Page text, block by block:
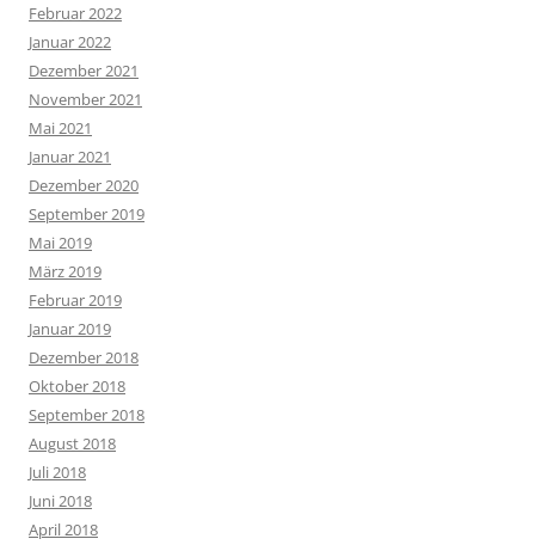
Februar 2022
Januar 2022
Dezember 2021
November 2021
Mai 2021
Januar 2021
Dezember 2020
September 2019
Mai 2019
März 2019
Februar 2019
Januar 2019
Dezember 2018
Oktober 2018
September 2018
August 2018
Juli 2018
Juni 2018
April 2018